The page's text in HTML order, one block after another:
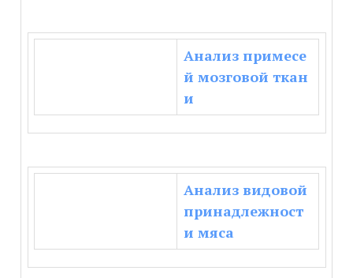
Анализ примесе
й мозговой ткан
и
Анализ видовой
принадлежност
и мяса